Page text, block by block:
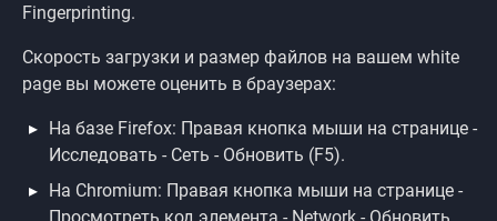
Fingerprinting.
Скорость загрузки и размер файлов на вашем white
page вы можете оценить в браузерах:
На базе Firefox: Правая кнопка мыши на странице -
Исследовать - Сеть - Обновить (F5).
На Chromium: Правая кнопка мыши на странице -